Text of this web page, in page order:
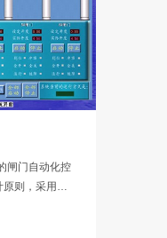
闸门自动化控
原则，采用
网络通信技